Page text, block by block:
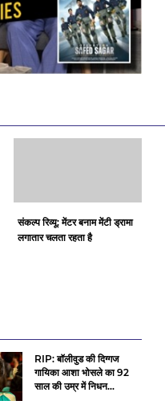
संकल्प रिव्यू: मेंटर बनाम मेंटी ड्रामा
लगातार चलता रहता है
RIP: बॉलीवुड की दिग्गज
गायिका आशा भोसले का 92
साल की उम्र में निधन...